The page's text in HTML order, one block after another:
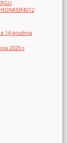
14 grudnia
2020 r